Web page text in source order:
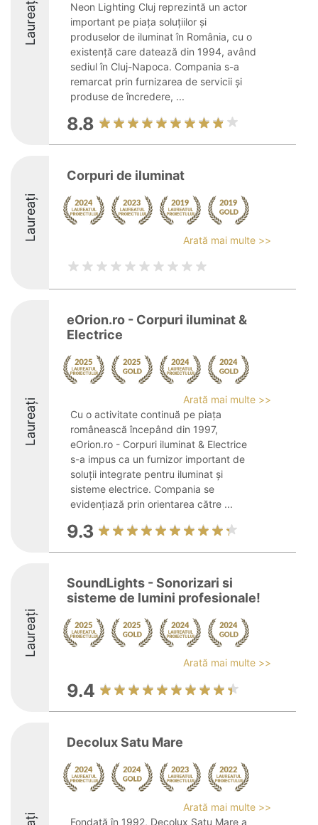
Laureați
Neon Lighting Cluj reprezintă un actor
important pe piața soluțiilor și
produselor de iluminat în România, cu o
existență care datează din 1994, având
sediul în Cluj-Napoca. Compania s-a
remarcat prin furnizarea de servicii și
produse de încredere, ...
8.8
Laureați
Corpuri de iluminat
Arată mai multe >>
Laureați
eOrion.ro - Corpuri iluminat &
Electrice
Arată mai multe >>
Cu o activitate continuă pe piața
românească începând din 1997,
eOrion.ro - Corpuri iluminat & Electrice
s-a impus ca un furnizor important de
soluții integrate pentru iluminat și
sisteme electrice. Compania se
evidențiază prin orientarea către ...
9.3
Laureați
SoundLights - Sonorizari si
sisteme de lumini profesionale!
Arată mai multe >>
9.4
Decolux Satu Mare
Arată mai multe >>
Fondată în 1992, Decolux Satu Mare a